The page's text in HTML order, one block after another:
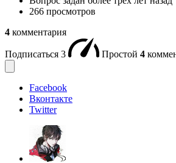
266 просмотров
4 комментария
Подписаться 3 Простой 4
Facebook
Вконтакте
Twitter